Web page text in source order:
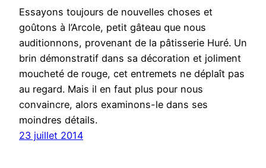
Essayons toujours de nouvelles choses et
goûtons à l’Arcole, petit gâteau que nous
auditionnons, provenant de la pâtisserie Huré. Un
brin démonstratif dans sa décoration et joliment
moucheté de rouge, cet entremets ne déplaît pas
au regard. Mais il en faut plus pour nous
convaincre, alors examinons-le dans ses
moindres détails.
23 juillet 2014